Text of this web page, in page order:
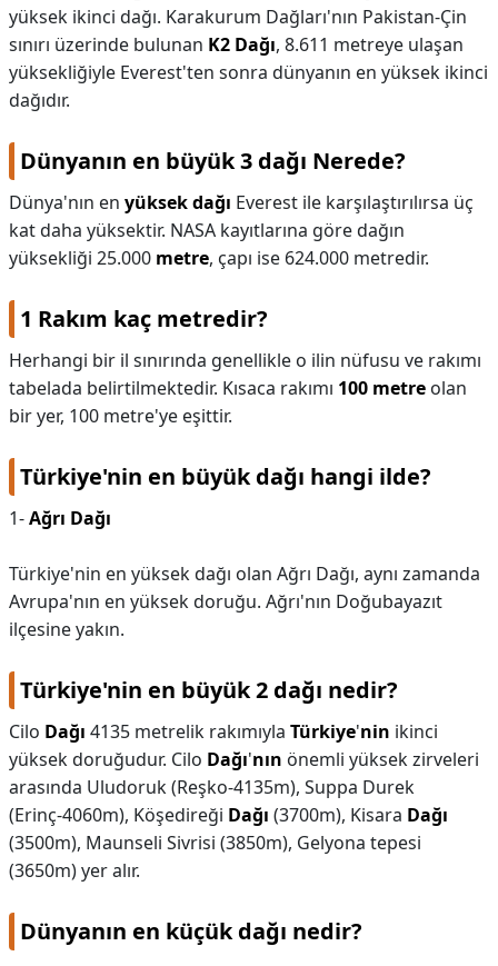
yüksek ikinci dağı. Karakurum Dağları'nın Pakistan-Çin
sınırı üzerinde bulunan K2 Dağı, 8.611 metreye ulaşan
yüksekliğiyle Everest'ten sonra dünyanın en yüksek ikinci
dağıdır.
Dünyanın en büyük 3 dağı Nerede?
Dünya'nın en yüksek dağı Everest ile karşılaştırılırsa üç
kat daha yüksektir. NASA kayıtlarına göre dağın
yüksekliği 25.000 metre, çapı ise 624.000 metredir.
1 Rakım kaç metredir?
Herhangi bir il sınırında genellikle o ilin nüfusu ve rakımı
tabelada belirtilmektedir. Kısaca rakımı 100 metre olan
bir yer, 100 metre'ye eşittir.
Türkiye'nin en büyük dağı hangi ilde?
1-Ağrı Dağı
Türkiye'nin en yüksek dağı olan Ağrı Dağı, aynı zamanda
Avrupa'nın en yüksek doruğu. Ağrı'nın Doğubayazıt
ilçesine yakın.
Türkiye'nin en büyük 2 dağı nedir?
Cilo Dağı 4135 metrelik rakımıyla Türkiye'nin ikinci
yüksek doruğudur. Cilo Dağı'nın önemli yüksek zirveleri
arasında Uludoruk (Reşko-4135m), Suppa Durek
(Erinç-4060m), Köşedireği Dağı (3700m), Kisara Dağı
(3500m), Maunseli Sivrisi (3850m), Gelyona tepesi
(3650m) yer alır.
Dünyanın en küçük dağı nedir?